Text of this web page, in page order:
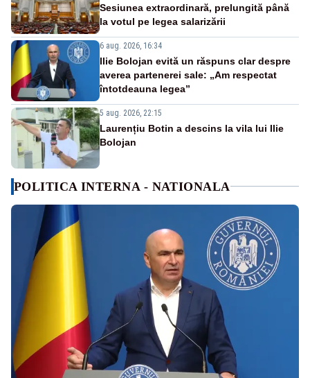
Sesiunea extraordinară, prelungită până
la votul pe legea salarizării
6 aug. 2026, 16:34
Ilie Bolojan evită un răspuns clar despre
averea partenerei sale: „Am respectat
întotdeauna legea”
5 aug. 2026, 22:15
Laurențiu Botin a descins la vila lui Ilie
Bolojan
POLITICA INTERNA - NATIONALA